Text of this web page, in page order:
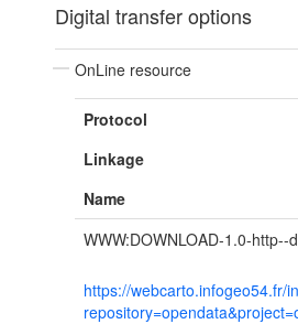
Digital transfer options
OnLine resource
Protocol
Linkage
Name
WWW:DOWNLOAD-1.0-http--
https://webcarto.infogeo54.fr/